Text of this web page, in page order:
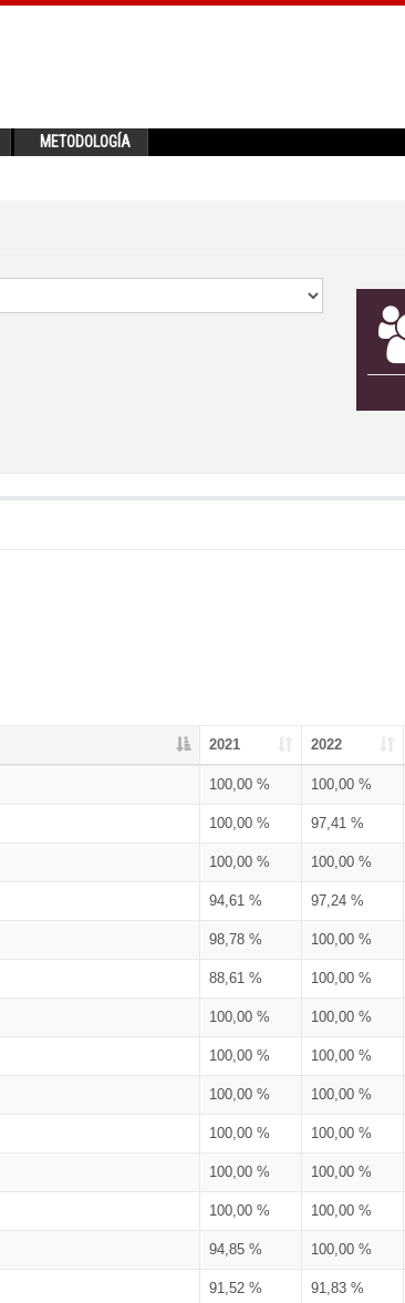
METODOLOGÍA
2021 2022
100,00 % 100,00 %
100,00 % 97,41 %
100,00 % 100,00 %
94,61 % 97,24 %
98,78 % 100,00 %
88,61 % 100,00 %
100,00 % 100,00 %
100,00 % 100,00 %
100,00 % 100,00 %
100,00 % 100,00 %
100,00 % 100,00 %
100,00 % 100,00 %
94,85 % 100,00 %
91,52 % 91,83 %